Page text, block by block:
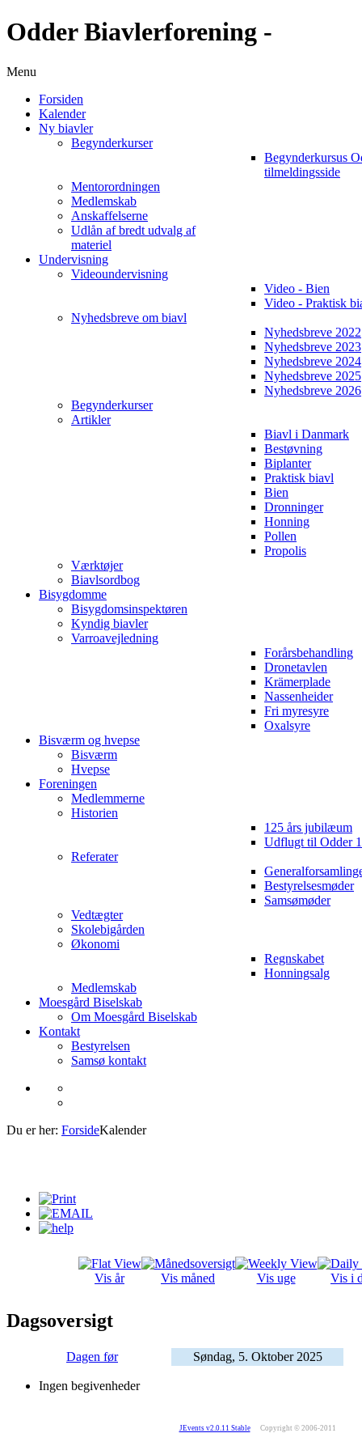
Odder Biavlerforening -
Menu
Forsiden
Kalender
Ny biavler
Begynderkurser
Begynderkursus
tilmeldingsside
Mentorordningen
Medlemskab
Anskaffelserne
Udlån af bredt udvalg af
materiel
Undervisning
Videoundervisning
Video - Bien
Video - Praktisk
Nyhedsbreve om biavl
Nyhedsbreve 2022
Nyhedsbreve 2023
Nyhedsbreve 2024
Nyhedsbreve 2025
Nyhedsbreve 2026
Begynderkurser
Artikler
Biavl i Danmark
Bestøvning
Biplanter
Praktisk biavl
Bien
Dronninger
Honning
Pollen
Propolis
Værktøjer
Biavlsordbog
Bisygdomme
Bisygdomsinspektøren
Kyndig biavler
Varroavejledning
Forårsbehandling
Dronetavlen
Krämerplade
Nassenheider
Fri myresyre
Oxalsyre
Bisværm og hvepse
Bisværm
Hvepse
Foreningen
Medlemmerne
Historien
125 års jubilæum
Udflugt til Odder
Referater
Bestyrelsesmøder
Samsømøder
Vedtægter
Skolebigården
Økonomi
Regnskabet
Honningsalg
Medlemskab
Moesgård Biselskab
Om Moesgård Biselskab
Kontakt
Bestyrelsen
Samsø kontakt
Du er her: ForsideKalender
Vis år Vis måned Vis uge Vis i
Dagsoversigt
Dagen før Søndag, 5. Oktober 2025
Ingen begivenheder
JEvents v2.0.11 Stable Copyright © 2006-2011